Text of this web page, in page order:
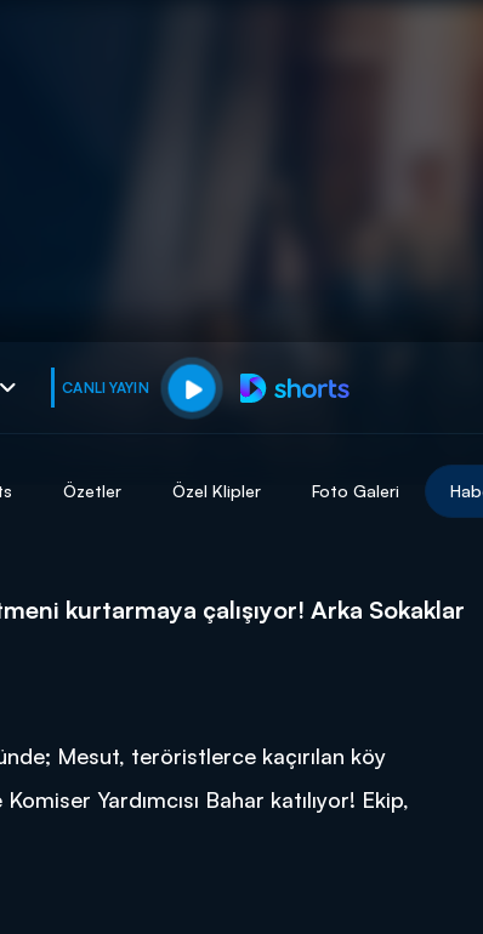
CANLI YAYIN
muhteşem ikili
Özetler Özel Klipler Foto Galeri
kurtarmaya çalışıyor! Arka Sokaklar
Mesut, teröristlerce kaçırılan köy
Yardımcısı Bahar katılıyor! Ekip,